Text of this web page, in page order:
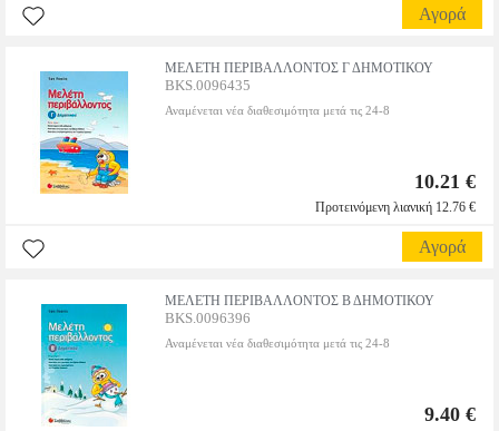
Αγορά
ΜΕΛΕΤΗ ΠΕΡΙΒΑΛΛΟΝΤΟΣ Γ ΔΗΜΟΤΙΚΟΥ
BKS.0096435
Αναμένεται νέα διαθεσιμότητα μετά τις 24-8
10.21 €
Προτεινόμενη λιανική 12.76 €
Αγορά
ΜΕΛΕΤΗ ΠΕΡΙΒΑΛΛΟΝΤΟΣ Β ΔΗΜΟΤΙΚΟΥ
BKS.0096396
Αναμένεται νέα διαθεσιμότητα μετά τις 24-8
9.40 €